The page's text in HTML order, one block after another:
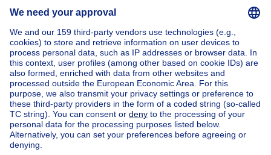
Ask a question
Home
Real estate agencies
Real estate agencies in Oudenaarde
Immo Nobels